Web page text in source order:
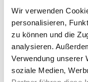
Wir verwenden
personalisieren,
zu können und die
analysieren.
Verwendung unserer
soziale Medien,